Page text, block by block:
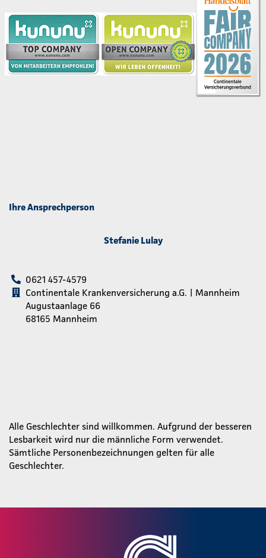
Ihre Ansprechperson
Stefanie Lulay
0621 457-4579
Continentale Krankenversicherung a.G. | Mannheim
Augustaanlage 66
68165 Mannheim
Alle Geschlechter sind willkommen. Aufgrund der besseren
Lesbarkeit wird nur die männliche Form verwendet.
Sämtliche Personenbezeichnungen gelten für alle
Geschlechter.